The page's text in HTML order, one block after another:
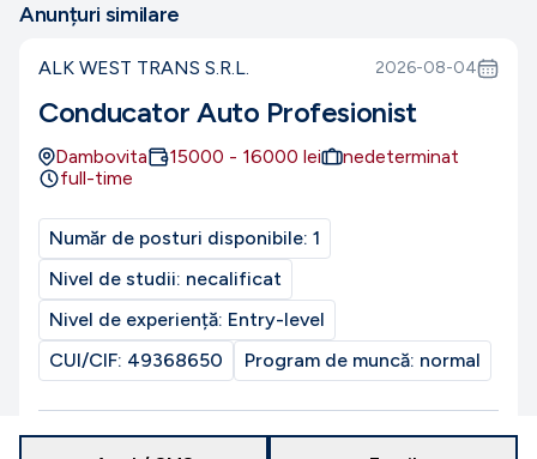
Anunțuri similare
ALK WEST TRANS S.R.L. 2026-08-04
Conducator Auto Profesionist
Dambovita 15000 - 16000 lei
nedeterminat
full-time
Număr de posturi disponibile: 1
Nivel de studii: necalificat
Nivel de experiență: Entry-level
CUI/CIF: 49368650 Program de muncă: normal